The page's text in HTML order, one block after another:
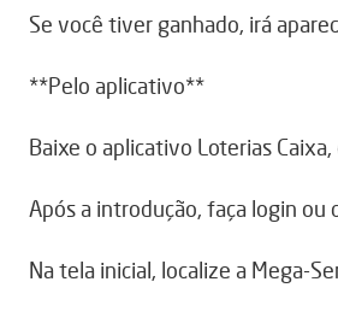
Se você tiver ganhado, irá
**Pelo aplicativo**
Baixe o aplicativo Loterias
Após a introdução, faça login ou
Na tela inicial, localize a Mega-